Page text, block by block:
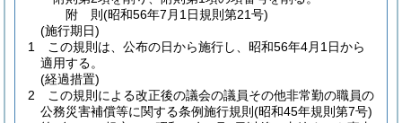
附 則(昭和56年7月1日規則第21号)
(施行期日)
1
この規則は、公布の日から施行し、昭和56年4月1日から
適用する。
(経過措置)
2
この規則による改正後の議会の議員その他非常勤の職員の
公務災害補償等に関する条例施行規則 (昭和45年規則第7号)